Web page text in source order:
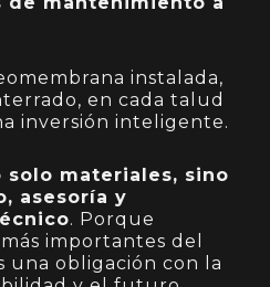
instalada,
en cada talud
inversión inteligente.
solo materiales, sino
asesoría y
. Porque
importantes del
una obligación con la